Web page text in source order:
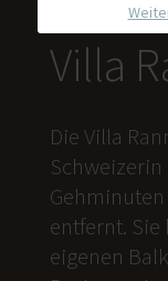
Villa
Die Villa
entfernt.
eigenen